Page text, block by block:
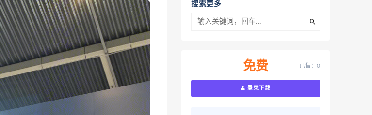
搜索更多
免费 已售：0
登录下载